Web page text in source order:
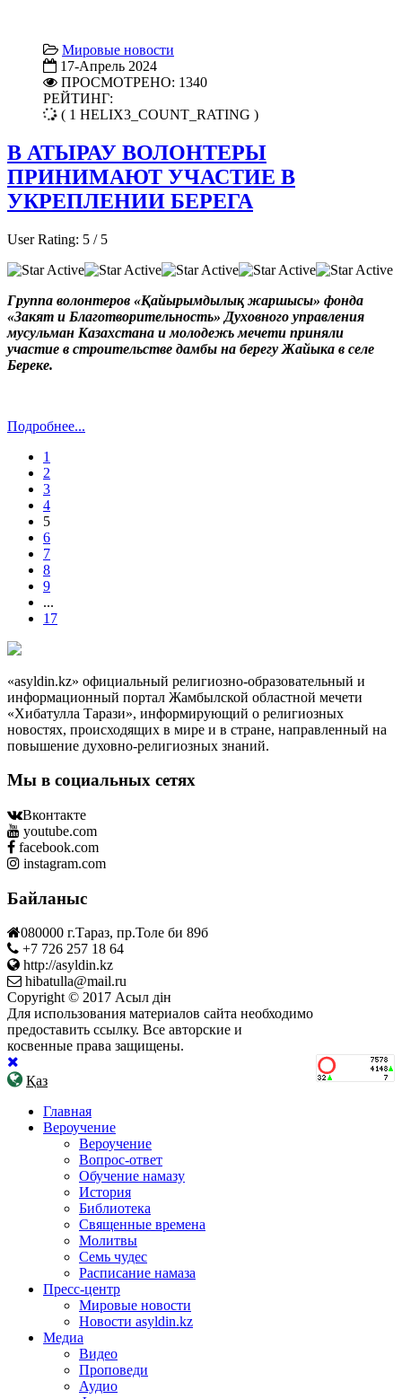
Мировые новости
17-Апрель 2024
ПРОСМОТРЕНО: 1340
РЕЙТИНГ:
( 1 HELIX3_COUNT_RATING )
В АТЫРАУ ВОЛОНТЕРЫ
ПРИНИМАЮТ УЧАСТИЕ В
УКРЕПЛЕНИИ БЕРЕГА
User Rating: 5 / 5
Группа волонтеров «Қайырымдылық жаршысы» фонда
«Закят и Благотворительность» Духовного управления
мусульман Казахстана и молодежь мечети приняли
участие в строительстве дамбы на берегу Жайыка в селе
Береке.
Подробнее...
1
2
3
4
5
6
7
8
9
...
17
«asyldin.kz» официальный религиозно-образовательный и
информационный портал Жамбылской областной мечети
«Хибатулла Тарази», информирующий о религиозных
новостях, происходящих в мире и в стране, направленный на
повышение духовно-религиозных знаний.
Мы в социальных сетях
Вконтакте
youtube.com
facebook.com
instagram.com
Байланыс
080000 г.Тараз, пр.Толе би 89б
+7 726 257 18 64
http://asyldin.kz
hibatulla@mail.ru
Copyright © 2017 Асыл дін
Для использования материалов сайта необходимо
предоставить ссылку. Все авторские и
косвенные права защищены.
Қаз
Главная
Вероучение
Вероучение
Вопрос-ответ
Обучение намазу
История
Библиотека
Священные времена
Молитвы
Семь чудес
Расписание намаза
Пресс-центр
Мировые новости
Новости asyldin.kz
Медиа
Видео
Проповеди
Аудио